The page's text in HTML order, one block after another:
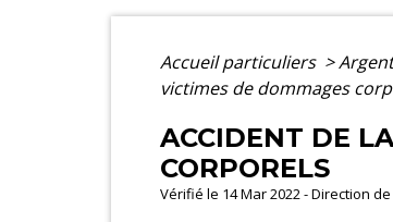
Accueil particuliers >
victimes de dommages
ACCIDENT DE
CORPORELS
Vérifié le 14 Mar 2022 - Direction